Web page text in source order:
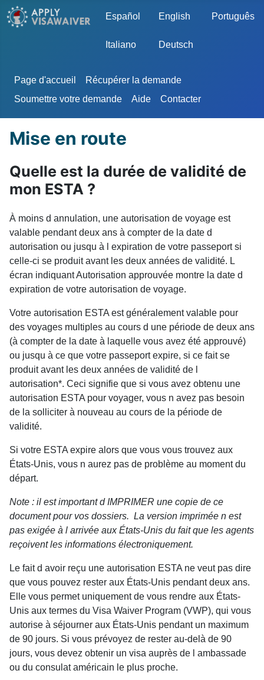
Sélectionnez votre langue
Español English Português
Italiano Deutsch
Page d'accueil
Récupérer la demande
Soumettre votre demande
Aide Contacter
Mise en route
Quelle est la durée de validité de
mon ESTA ?
À moins d annulation, une autorisation de voyage est
valable pendant deux ans à compter de la date d
autorisation ou jusqu à l expiration de votre passeport si
celle-ci se produit avant les deux années de validité. L
écran indiquant Autorisation approuvée montre la date d
expiration de votre autorisation de voyage.
Votre autorisation ESTA est généralement valable pour
des voyages multiples au cours d une période de deux ans
(à compter de la date à laquelle vous avez été approuvé)
ou jusqu à ce que votre passeport expire, si ce fait se
produit avant les deux années de validité de l
autorisation*. Ceci signifie que si vous avez obtenu une
autorisation ESTA pour voyager, vous n avez pas besoin
de la solliciter à nouveau au cours de la période de
validité.
Si votre ESTA expire alors que vous vous trouvez aux
États-Unis, vous n aurez pas de problème au moment du
départ.
Note : il est important d IMPRIMER une copie de ce
document pour vos dossiers. La version imprimée n est
pas exigée à l arrivée aux États-Unis du fait que les agents
reçoivent les informations électroniquement.
Le fait d avoir reçu une autorisation ESTA ne veut pas dire
que vous pouvez rester aux États-Unis pendant deux ans.
Elle vous permet uniquement de vous rendre aux États-
Unis aux termes du Visa Waiver Program (VWP), qui vous
autorise à séjourner aux États-Unis pendant un maximum
de 90 jours. Si vous prévoyez de rester au-delà de 90
jours, vous devez obtenir un visa auprès de l ambassade
ou du consulat américain le plus proche.